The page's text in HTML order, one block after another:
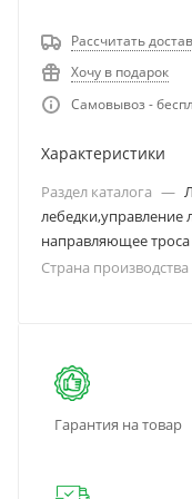
Рассчитать
Хочу в подарок
Самовывоз -
Характеристики
Раздел каталога —
лебедки,управление
направляющее троса
Страна производства
Гарантия на товар